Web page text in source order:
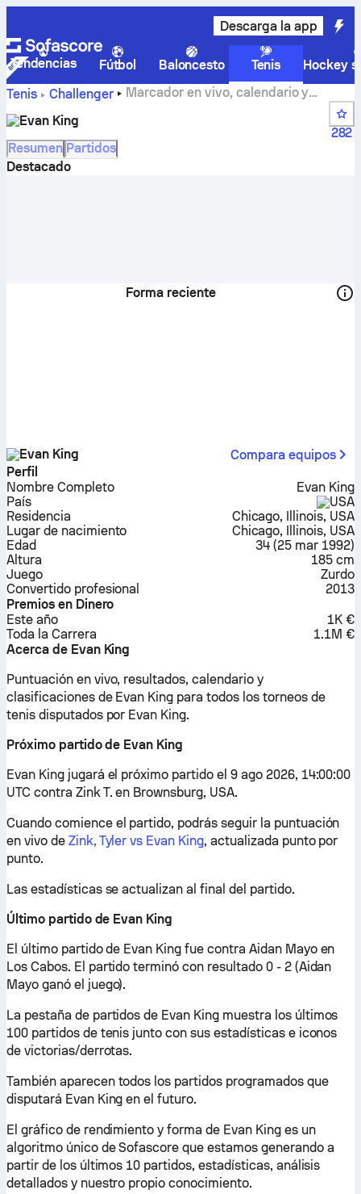
Descarga la app
Tendencias Fútbol Baloncesto Tenis
Hockey
Tenis
Challenger
Marcador en vivo, calendario y
Evan King
282
Resumen Partidos
Destacado
Forma reciente
Evan King
Compara equipos
Perfil
Nombre Completo
Evan King
País
USA
Residencia
Chicago, Illinois, USA
Lugar de nacimiento
Chicago, Illinois, USA
Edad
34 (25 mar 1992)
Altura
185 cm
Juego
Zurdo
Convertido profesional
2013
Premios en Dinero
Este año
1K €
Toda la Carrera
1.1M €
Acerca de Evan King
Puntuación en vivo, resultados, calendario y
clasificaciones de Evan King para todos los torneos de
tenis disputados por Evan King.
Próximo partido de Evan King
Evan King jugará el próximo partido el 9 ago 2026, 14:00:00
UTC contra Zink T. en Brownsburg, USA.
Cuando comience el partido, podrás seguir la puntuación
en vivo de Zink, Tyler vs Evan King, actualizada punto por
punto.
Las estadísticas se actualizan al final del partido.
Último partido de Evan King
El último partido de Evan King fue contra Aidan Mayo en
Los Cabos. El partido terminó con resultado 0 - 2 (Aidan
Mayo ganó el juego).
La pestaña de partidos de Evan King muestra los últimos
100 partidos de tenis junto con sus estadísticas e iconos
de victorias/derrotas.
También aparecen todos los partidos programados que
disputará Evan King en el futuro.
El gráfico de rendimiento y forma de Evan King es un
algoritmo único de Sofascore que estamos generando a
partir de los últimos 10 partidos, estadísticas, análisis
detallados y nuestro propio conocimiento.